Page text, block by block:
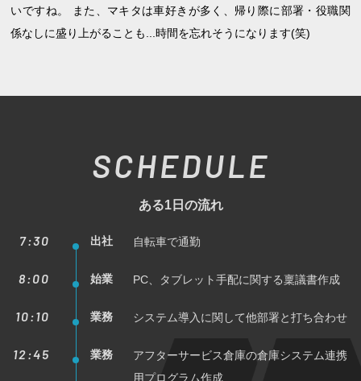
いですね。 また、マキタは車好きが多く、帰り際に部署・役職関
係なしに盛り上がることも...時間を忘れそうになります(笑)
SCHEDULE
ある1日の流れ
7:30 出社 自転車で通勤
8:00 始業 PC、タブレット手配に関する稟議書作成
10:10 業務 システム導入に関して他部署と打ち合わせ
12:45 業務
アフターサービス倉庫の倉庫システム連携
用プログラム作成